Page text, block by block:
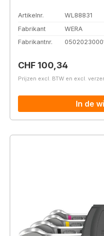
Artikelnr.
WL88831
Fabrikant
WERA
Fabrikantnr.
Normale prijs:
CHF 100,34
Prijzen excl. BTW en excl.
In de